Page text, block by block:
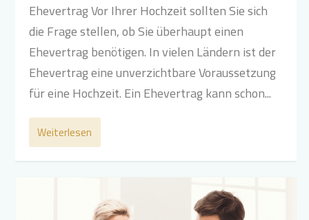
Ehevertrag Vor Ihrer Hochzeit sollten Sie sich
die Frage stellen, ob Sie überhaupt einen
Ehevertrag benötigen. In vielen Ländern ist der
Ehevertrag eine unverzichtbare Voraussetzung
für eine Hochzeit. Ein Ehevertrag kann schon...
Weiterlesen